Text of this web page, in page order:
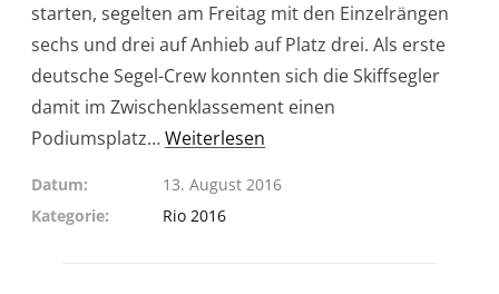
starten, segelten am Freitag mit den Einzelrängen
sechs und drei auf Anhieb auf Platz drei. Als erste
deutsche Segel-Crew konnten sich die Skiffsegler
damit im Zwischenklassement einen
Podiumsplatz…Weiterlesen
Datum
13. August 2016
Kategorie
Rio 2016